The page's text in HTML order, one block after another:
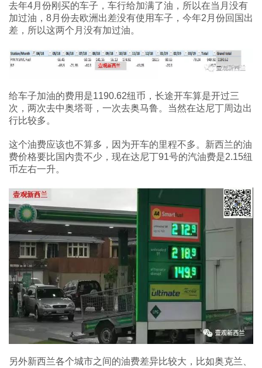
去年4月份刚买的车子，车行给加满了油，所以在当月没有
加过油，8月份去欧洲出差没有使用车子，今年2月份回国出
差，所以这两个月没有加过油。
给车子加油的费用是1190.62纽币，长途开车算是开过三
次，两次去中奥塔哥，一次去奥马鲁。当然在达尼丁周边出
行比较多。
这个油费应该也不算多，因为开车的里程不多。新西兰的油
费价格要比国内贵不少，现在达尼丁91号的汽油费是2.15纽
币左右一升。
另外新西兰各个城市之间的油费差异比较大，比如奥克兰、